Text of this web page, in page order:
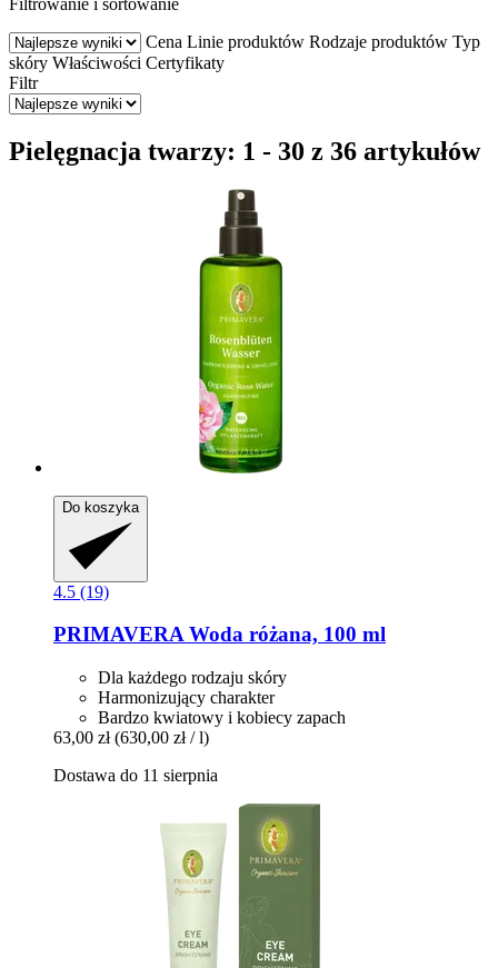
Cena Linie produktów Rodzaje produktów Typ
skóry Właściwości Certyfikaty
Filtr
Pielęgnacja twarzy: 1 - 30 z 36 artykułów
Do koszyka
4.5 (19)
PRIMAVERAWoda różana, 100 ml
Dla każdego rodzaju skóry
Harmonizujący charakter
Bardzo kwiatowy i kobiecy zapach
63,00 zł (630,00 zł / l)
Dostawa do 11 sierpnia